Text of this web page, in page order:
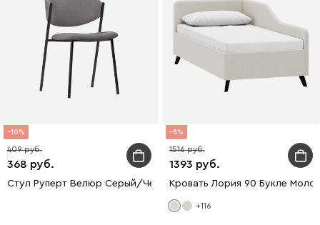
10
368
409
Стул Руперт Велюр Серый/Черный
8
1393
1516
Кровать Лория 90 Букле
+116